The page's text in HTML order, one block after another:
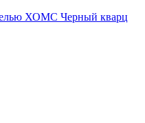
ХОМС Черный кварц